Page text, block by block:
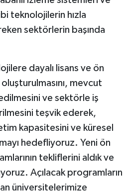
teknolojilerin hızla
sektörlerin başında
dayalı lisans ve ön
oluşturulmasını, mevcut
ve sektörle iş
teşvik ederek,
kapasitesini ve küresel
hedefliyoruz. Yeni ön
tekliflerini aldık ve
Açılacak programların
üniversitelerimize